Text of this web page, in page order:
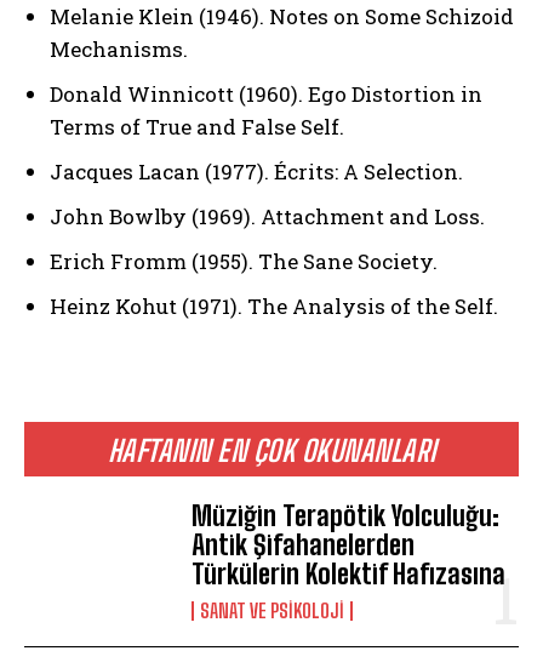
HAFTANIN EN ÇOK OKUNANLARI
Müziğin Terapötik Yolculuğu:
Antik Şifahanelerden
Türkülerin Kolektif Hafızasına
SANAT VE PSIKOLOJI
Melanie Klein (1946). Notes on Some Schizoid
Mechanisms.
Donald Winnicott (1960). Ego Distortion in
Terms of True and False Self.
Jacques Lacan (1977). Écrits: A Selection.
John Bowlby (1969). Attachment and Loss.
Erich Fromm (1955). The Sane Society.
Heinz Kohut (1971). The Analysis of the Self.